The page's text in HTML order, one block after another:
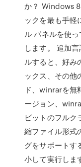
か？ Windows
ックを最も手軽
ル パネルを使
します。 追加
ルすると、好み
ックス、その
ド、winrarを無
ージョン、
ビットのフルク
縮ファイル形式
グをサポートす
小して実行しま